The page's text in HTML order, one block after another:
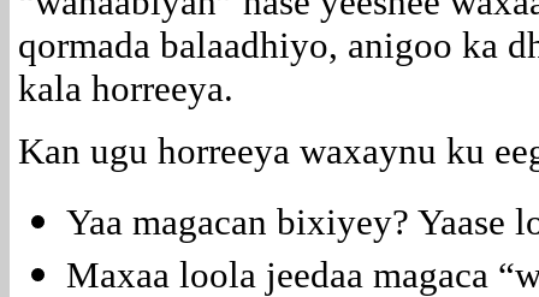
qormada balaadhiyo, anigoo ka
kala horreeya.
Kan ugu horreeya waxaynu ku
Yaa magacan bixiyey? Yaase
Maxaa loola jeedaa magaca